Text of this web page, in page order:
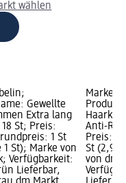
wählen
Gewellte
Extra lang
St; Preis:
1 St
1 St); Marke von
Verfügbarkeit:
Lieferbar,
Marke:
Anti-
Preis:
St (2,95
von dm